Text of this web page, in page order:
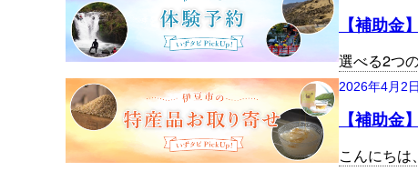
【補助金
選べる2つ
2026年4月2日
【補助金
こんにちは